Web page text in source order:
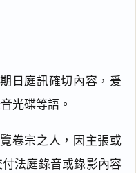
日庭訊確切內容，爰
光碟等語。
卷宗之人，因主張或
法庭錄音或錄影內容